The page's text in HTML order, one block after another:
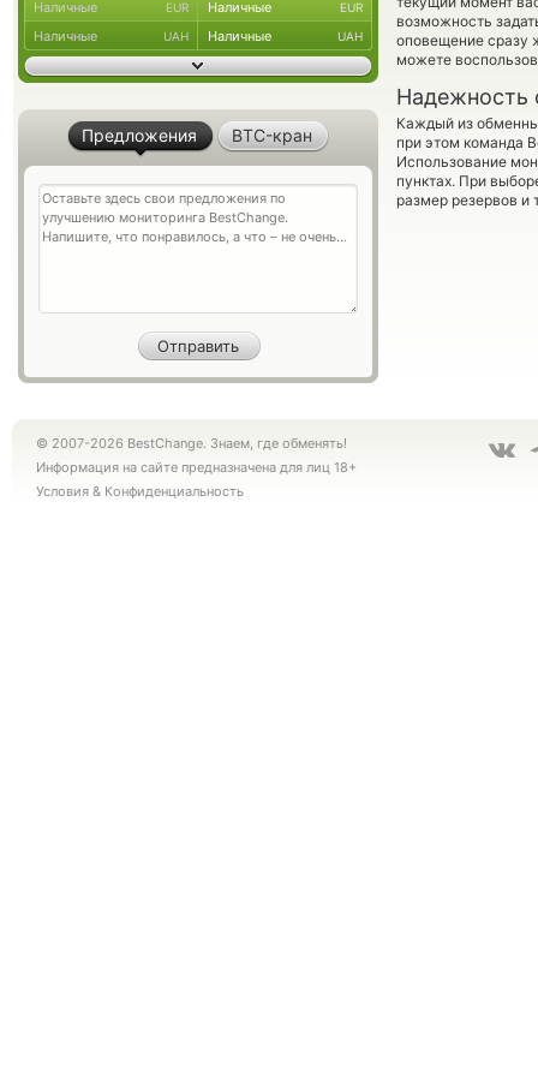
возможность
оповещение сразу
можете
Надежность
Каждый из
при этом команда
Использование
пунктах. При
размер резервов и
Наличные EUR Наличные EUR
Наличные UAH Наличные UAH
Предложения BTC-кран
© 2007-2026 BestChange. Знаем, где обменять!
Информация на сайте предназначена для лиц 18+
Условия & Конфиденциальность